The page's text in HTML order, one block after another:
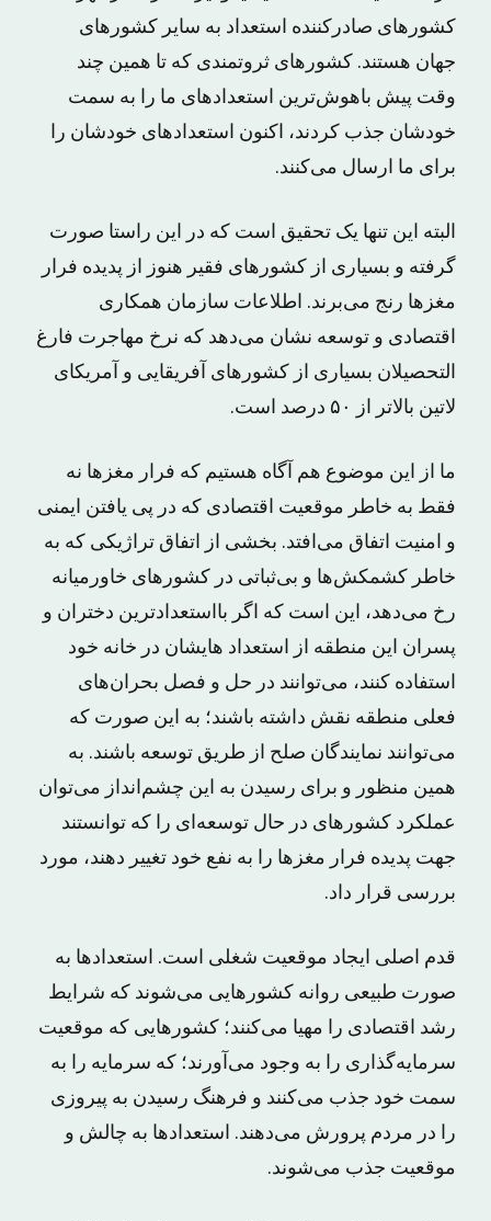
کشورهای صادرکننده استعداد به سایر کشورهای
جهان هستند. کشورهای ثروتمندی که تا همین چند
وقت پیش باهوش‌ترین استعدادهای ما را به سمت
خودشان جذب کردند، اکنون استعدادهای خودشان را
برای ما ارسال می‌کنند.
البته این تنها یک تحقیق است که در این راستا صورت
گرفته و بسیاری از کشورهای فقیر هنوز از پدیده فرار
مغزها رنج می‌برند. اطلاعات سازمان همکاری
اقتصادی و توسعه نشان می‌دهد که نرخ مهاجرت فارغ
التحصیلان بسیاری از کشورهای آفریقایی و آمریکای
لاتین بالاتر از ۵۰ درصد است.
ما از این موضوع هم آگاه هستیم که فرار مغزها نه
فقط به خاطر موقعیت اقتصادی که در پی یافتن ایمنی
و امنیت اتفاق می‌افتد. بخشی از اتفاق تراژیکی که به
خاطر کشمکش‌ها و بی‌ثباتی در کشورهای خاورمیانه
رخ می‌دهد، این است که اگر بااستعدادترین دختران و
پسران‌ این منطقه از استعداد هایشان در خانه خود
استفاده کنند، می‌توانند در حل و فصل بحران‌های
فعلی منطقه نقش داشته باشند؛ به این صورت که
می‌توانند نمایندگان صلح از طریق توسعه باشند. به
همین منظور و برای رسیدن به این چشم‌انداز می‌توان
عملکرد کشورهای در حال توسعه‌ای را که توانستند
جهت پدیده فرار مغزها را به نفع خود تغییر دهند، مورد
بررسی قرار داد.
قدم اصلی ایجاد موقعیت شغلی است. استعدادها به
صورت طبیعی روانه کشورهایی می‌شوند که شرایط
رشد اقتصادی را مهیا می‌کنند؛ کشورهایی که موقعیت
سرمایه‌گذاری را به وجود می‌آورند؛ که سرمایه را به
سمت خود جذب می‌کنند و فرهنگ رسیدن به پیروزی
را در مردم پرورش می‌دهند. استعدادها به چالش و
موقعیت جذب می‌شوند.